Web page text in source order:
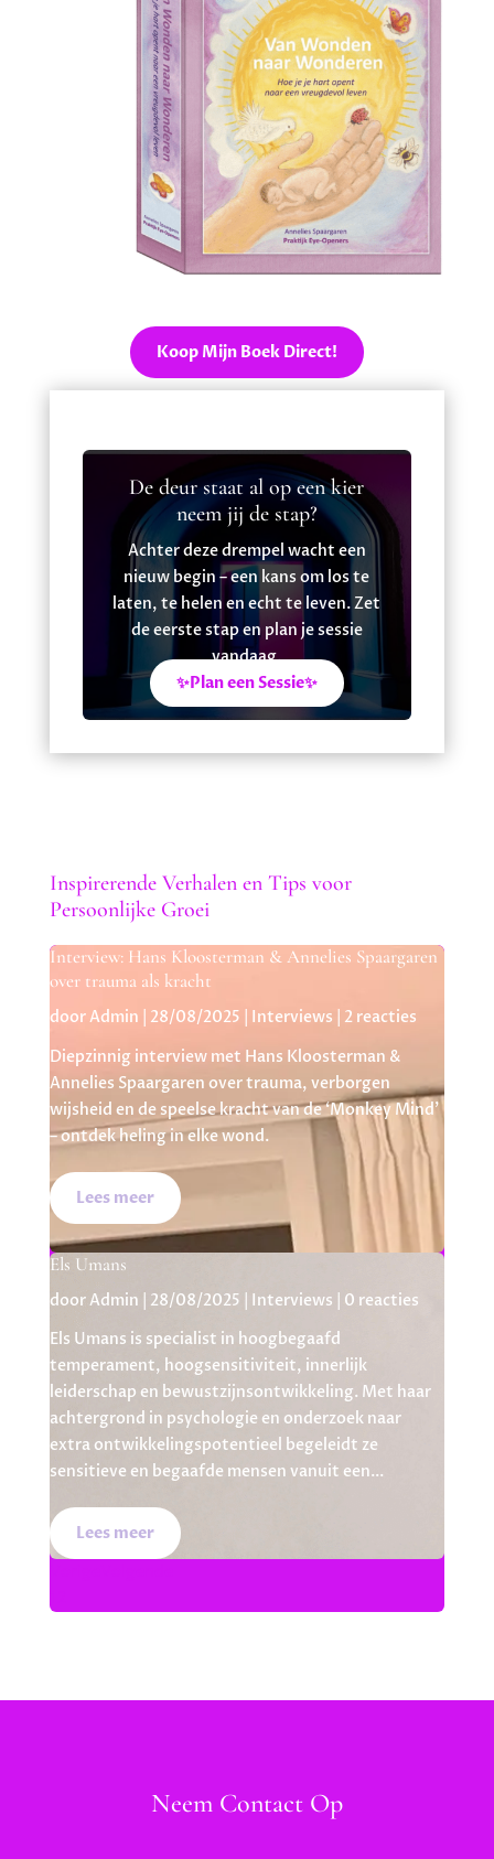
Koop Mijn Boek Direct!
De deur staat al op een kier
neem jij de stap?
Achter deze drempel wacht een
nieuw begin – een kans om los te
laten, te helen en echt te leven. Zet
de eerste stap en plan je sessie
vandaag.
✨Plan een Sessie✨
Inspirerende Verhalen en Tips voor
Persoonlijke Groei
Interview: Hans Kloosterman & Annelies Spaargaren
over trauma als kracht
doorAdmin 28/08/2025 Interviews | 2 reacties
Diepzinnig interview met Hans Kloosterman &
Annelies Spaargaren over trauma, verborgen
wijsheid en de speelse kracht van de ‘Monkey Mind’
– ontdek heling in elke wond.
Lees meer
Els Umans
doorAdmin 28/08/2025 Interviews | 0 reacties
Els Umans is specialist in hoogbegaafd
temperament, hoogsensitiviteit, innerlijk
leiderschap en bewustzijnsontwikkeling. Met haar
achtergrond in psychologie en onderzoek naar
extra ontwikkelingspotentieel begeleidt ze
sensitieve en begaafde mensen vanuit een...
Lees meer
Neem Contact Op